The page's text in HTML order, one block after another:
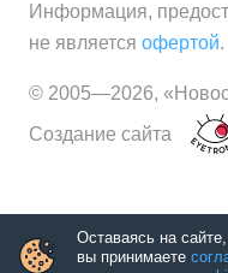
Информация,
не является офертой.
© 2005—2026,
Создание сайта
Оставаясь на сайте,
вы принимаете